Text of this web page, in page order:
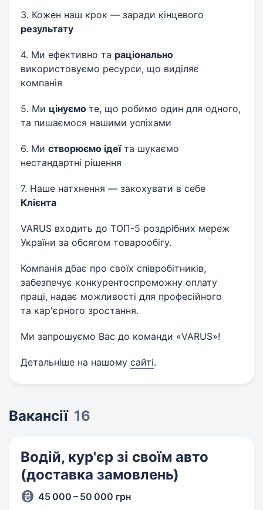
3. Кожен наш крок — заради кінцевого
результату
4. Ми ефективно та раціонально
використовуємо ресурси, що виділяє
компанія
5. Ми цінуємо те, що робимо один для одного,
та пишаємося нашими успіхами
6. Ми створюємо ідеїта шукаємо
нестандартні рішення
7. Наше натхнення — закохувати в себе
Клієнта
VARUS входить до ТОП-5 роздрібних мереж
України за обсягом товарообігу.
Компанія дбає про своїх співробітників,
забезпечує конкурентоспроможну оплату
праці, надає можливості для професійного
та кар'єрного зростання.
Ми запрошуємо Вас до команди «VARUS»!
Детальніше на нашому сайті.
Вакансії 16
Водій, кур'єр зі своїм авто
(доставка замовлень)
45 000 – 50 000 грн